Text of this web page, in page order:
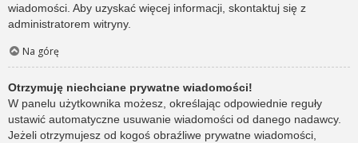
wiadomości. Aby uzyskać więcej informacji, skontaktuj się z
administratorem witryny.
Na górę
Otrzymuję niechciane prywatne wiadomości!
W panelu użytkownika możesz, określając odpowiednie reguły
ustawić automatyczne usuwanie wiadomości od danego nadawcy.
Jeżeli otrzymujesz od kogoś obraźliwe prywatne wiadomości,